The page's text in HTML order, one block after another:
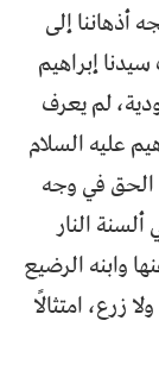
أذهاننا إلى
إبراهيم
لم يعرف
عليه السلام
الحق في وجه
النار
وابنه الرضيع
زرع، امتثالًا